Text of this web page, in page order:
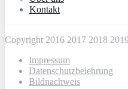
Kontakt
Copyright 2016 2017 2018
Impressum
Datenschutzbelehrung
Bildnachweis